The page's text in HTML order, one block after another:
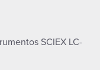
SCIEX LC-